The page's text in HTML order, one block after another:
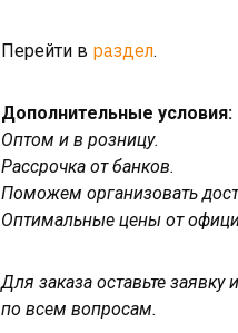
Перейти в раздел.
Дополнительные условия:
Оптом и в розницу.
Рассрочка от банков.
Поможем организовать
Оптимальные цены от
Для заказа оставьте
по всем вопросам.